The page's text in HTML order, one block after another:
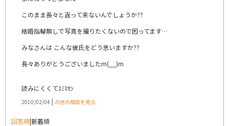
このまま長々と返って来ないんでしょうか??
結婚指輪無しで写真を撮りたくないので困ってます…
みなさんは こんな彼氏をどう思いますか??
長々ありがとうございましたm(__)m
読みにくくてｽﾐﾏｾﾝ
2010/02/04 | の他の相談を見る
回答順|新着順